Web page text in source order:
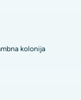
Bangalore
kolonija